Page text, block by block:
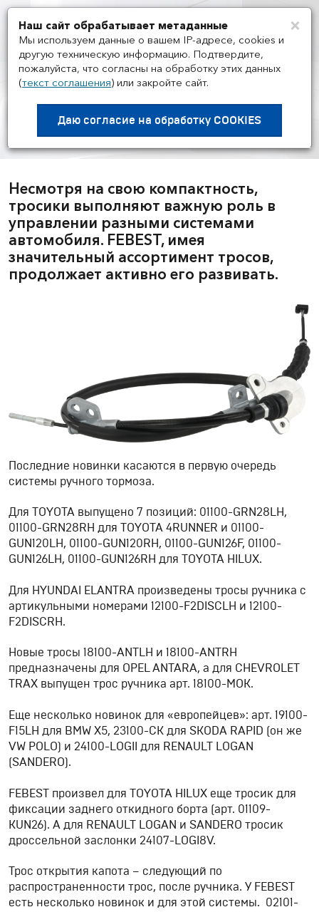
НОВОСТИ ПРОИЗВОДИТЕЛЕЙ
Новые тросики FEBEST с
увеличенной гарантией
Несмотря на свою компактность,
тросики выполняют важную роль в
управлении разными системами
автомобиля. FEBEST, имея
значительный ассортимент тросов,
продолжает активно его развивать.
Последние новинки касаются в первую очередь
системы ручного тормоза.
Для TOYOTA выпущено 7 позиций: 01100-GRN28LH,
01100-GRN28RH для TOYOTA 4RUNNER и 01100-
GUN120LH, 01100-GUN120RH, 01100-GUN126F, 01100-
GUN126LH, 01100-GUN126RH для TOYOTA HILUX.
Для HYUNDAI ELANTRA произведены тросы ручника с
артикульными номерами 12100-F2DISCLH и 12100-
F2DISCRH.
Новые тросы 18100-ANTLH и 18100-ANTRH
предназначены для OPEL ANTARA, а для CHEVROLET
TRAX выпущен трос ручника арт. 18100-MOK.
Еще несколько новинок для «европейцев»: арт. 19100-
F15LH для BMW X5, 23100-CK для SKODA RAPID (он же
VW POLO) и 24100-LOGII для RENAULT LOGAN
(SANDERO).
FEBEST произвел для TOYOTA HILUX еще тросик для
фиксации заднего откидного борта (арт. 01109-
KUN26). А для RENAULT LOGAN и SANDERO тросик
дроссельной заслонки 24107-LOGI8V.
Трос открытия капота – следующий по
распространенности трос, после ручника. У FEBEST
есть несколько новинок и для этой системы. 02101-
×
Наш сайт обрабатывает метаданные
Мы используем данные о вашем IP-адресе, cookies и
другую техническую информацию. Подтвердите,
пожалуйста, что согласны на обработку этих данных
(текст соглашения) или закройте сайт.
Даю согласие на обработку COOKIES